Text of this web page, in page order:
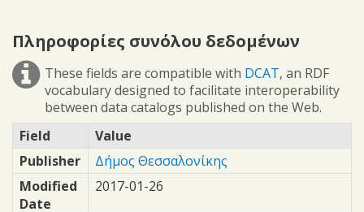
Πληροφορίες συνόλου δεδομένων
These fields are compatible with DCAT, an RDF
vocabulary designed to facilitate interoperability
between data catalogs published on the Web.
Field
Value
Publisher
Δήμος Θεσσαλονίκης
Modified
Date
2017-01-26